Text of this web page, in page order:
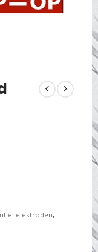
elektroden,